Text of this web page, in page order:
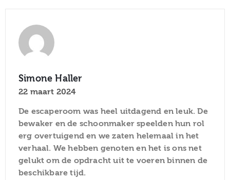
Simone Haller
22 maart 2024
De escaperoom was heel uitdagend en leuk. De
bewaker en de schoonmaker speelden hun rol
erg overtuigend en we zaten helemaal in het
verhaal. We hebben genoten en het is ons net
gelukt om de opdracht uit te voeren binnen de
beschikbare tijd.